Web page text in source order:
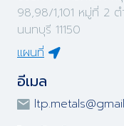
98,98/1,101 หมู่ที่ 2
นนทบุรี 11150
แผนที่
อีเมล